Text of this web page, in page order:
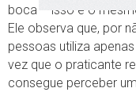
boca – isso é o
Ele observa que, por
pessoas utiliza
vez que o praticante
consegue perceber